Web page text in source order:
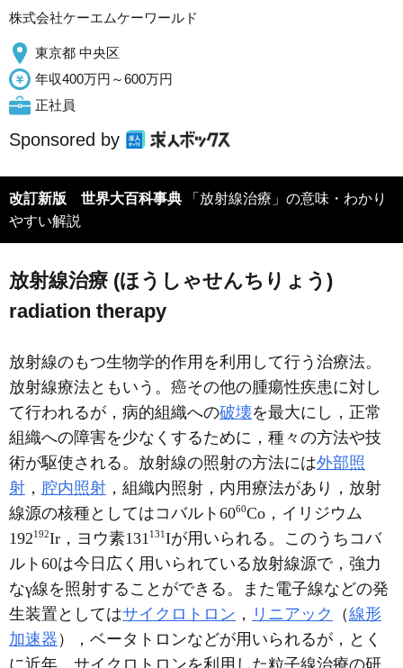
株式会社ケーエムケーワールド
東京都 中央区
年収400万円～600万円
正社員
Sponsored by
改訂新版 世界大百科事典 「放射線治療」の意味・わかり
やすい解説
放射線治療 (ほうしゃせんちりょう)
radiation therapy
放射線のもつ生物学的作用を利用して行う治療法。
放射線療法ともいう。癌その他の腫瘍性疾患に対し
て行われるが，病的組織への破壊を最大にし，正常
組織への障害を少なくするために，種々の方法や技
術が駆使される。放射線の照射の方法には外部照
射 ， 腔内照射 ，組織内照射，内用療法があり，放射
線源の核種としてはコバルト6060Co，イリジウム
192192Ir，ヨウ素131131Iが用いられる。このうちコバ
ルト60は今日広く用いられている放射線源で，強力
なγ線を照射することができる。また電子線などの発
生装置としてはサイクロトロン ， リニアック （線形
加速器 ），ベータトロンなどが用いられるが，とく
に近年，サイクロトロンを利用した粒子線治療の研